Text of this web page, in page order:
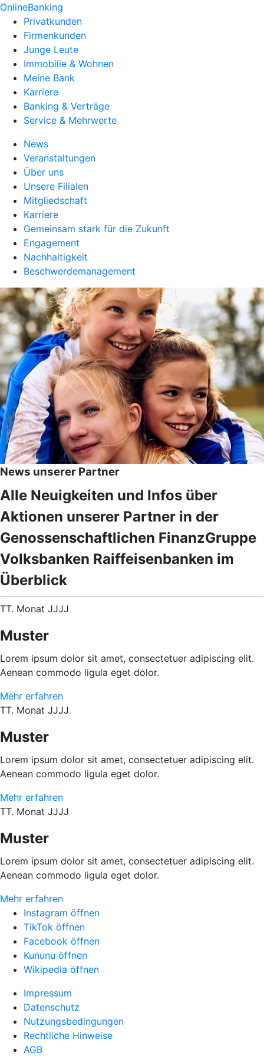
OnlineBanking
Privatkunden
Firmenkunden
Junge Leute
Immobilie & Wohnen
Meine Bank
Karriere
Banking & Verträge
Service & Mehrwerte
News
Veranstaltungen
Über uns
Unsere Filialen
Mitgliedschaft
Karriere
Gemeinsam stark für die Zukunft
Engagement
Nachhaltigkeit
Beschwerdemanagement
News unserer Partner
Alle Neuigkeiten und Infos über
Aktionen unserer Partner in der
Genossenschaftlichen FinanzGruppe
Volksbanken Raiffeisenbanken im
Überblick
TT. Monat JJJJ
Muster
Lorem ipsum dolor sit amet, consectetuer adipiscing elit.
Aenean commodo ligula eget dolor.
Mehr erfahren
TT. Monat JJJJ
Muster
Lorem ipsum dolor sit amet, consectetuer adipiscing elit.
Aenean commodo ligula eget dolor.
Mehr erfahren
TT. Monat JJJJ
Muster
Lorem ipsum dolor sit amet, consectetuer adipiscing elit.
Aenean commodo ligula eget dolor.
Mehr erfahren
Instagram öffnen
TikTok öffnen
Facebook öffnen
Kununu öffnen
Wikipedia öffnen
Impressum
Datenschutz
Nutzungsbedingungen
Rechtliche Hinweise
AGB